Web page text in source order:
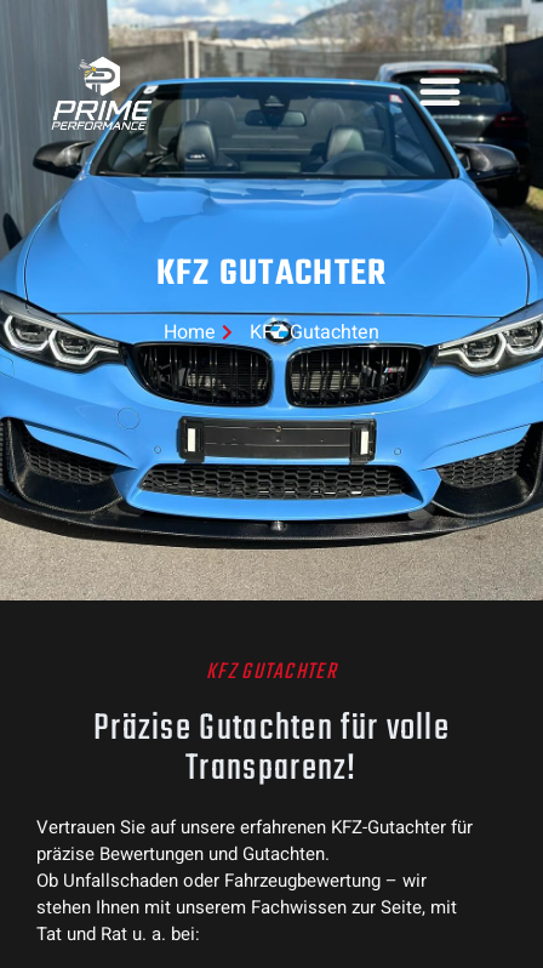
KFZ GUTACHTER
Home KFZ Gutachten
KFZ GUTACHTER
Präzise Gutachten für volle
Transparenz!
Vertrauen Sie auf unsere erfahrenen KFZ-Gutachter für
präzise Bewertungen und Gutachten.
Ob Unfallschaden oder Fahrzeugbewertung – wir
stehen Ihnen mit unserem Fachwissen zur Seite, mit
Tat und Rat u. a. bei: